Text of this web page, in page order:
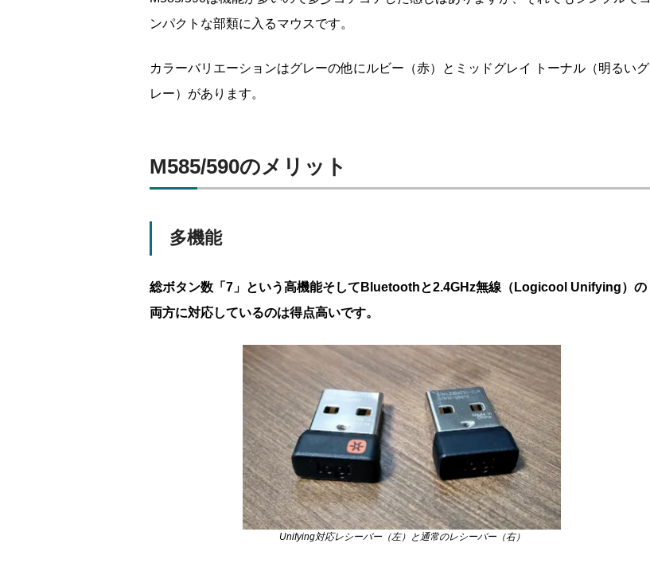
ンパクトな部類に入るマウスです。
カラーバリエーションはグレーの他にルビー（赤）とミッドグレイ トーナル（明るいグ
レー）があります。
M585/590のメリット
多機能
総ボタン数「7」という高機能そしてBluetoothと2.4GHz無線（Logicool Unifying）の
両方に対応しているのは得点高いです。
Unifying対応レシーバー（左）と通常のレシーバー（右）